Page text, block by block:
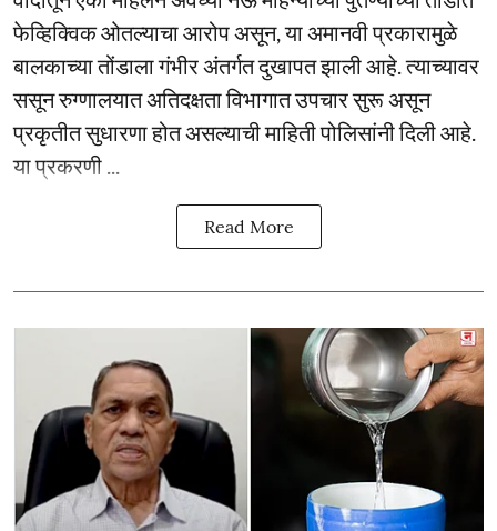
फेव्हिक्विक ओतल्याचा आरोप असून, या अमानवी प्रकारामुळे
बालकाच्या तोंडाला गंभीर अंतर्गत दुखापत झाली आहे. त्याच्यावर
ससून रुग्णालयात अतिदक्षता विभागात उपचार सुरू असून
प्रकृतीत सुधारणा होत असल्याची माहिती पोलिसांनी दिली आहे.
या प्रकरणी ...
Read More